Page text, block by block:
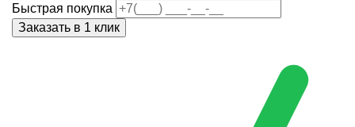
Быстрая покупка